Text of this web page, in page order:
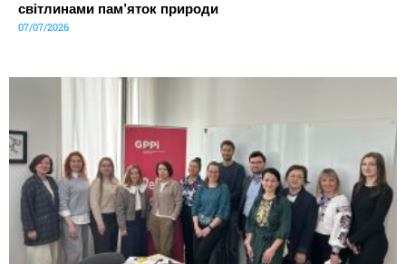
світлинами пам’яток природи
07/07/2026